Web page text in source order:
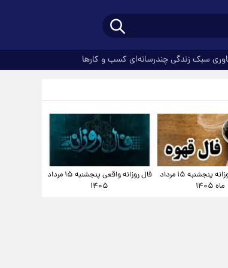
سبک زندگیچندرسانه‌ای کسب و کارها
فال قهوه روزانه پنجشنبه ۱۵ مرداد
ماه ۱۴۰۵
فال روزانه واقعی پنجشنبه ۱۵ مرداد
۱۴۰۵